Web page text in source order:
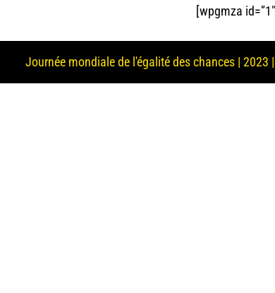
[wpgmza
Journée mondiale de l'égalité des chances | 2023